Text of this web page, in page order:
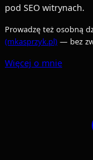
pod SEO witrynach.
Prowadzę też osobną
(mkasprzyk.pl) — bez
Więcej o mnie